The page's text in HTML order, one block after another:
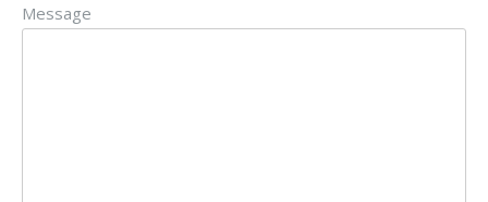
Message